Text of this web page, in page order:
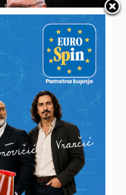
je moralni i